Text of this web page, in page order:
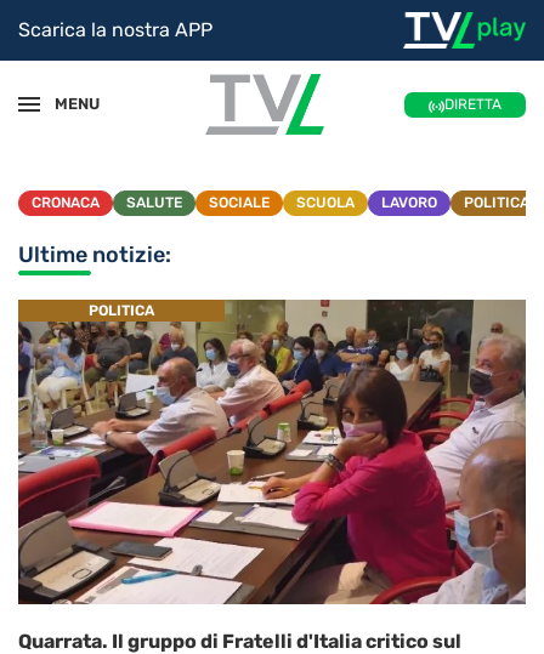
Scarica la nostra APP
MENU DIRETTA
CRONACA SALUTE SOCIALE SCUOLA LAVORO POLITICA
Ultime notizie:
POLITICA
Quarrata. Il gruppo di Fratelli d'Italia critico sul